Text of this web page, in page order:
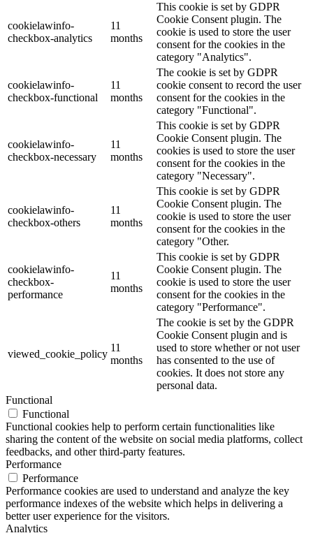
cookielawinfo-
checkbox-analytics
11
months
This cookie is set by GDPR
Cookie Consent plugin. The
cookie is used to store the user
consent for the cookies in the
category "Analytics".
cookielawinfo-
checkbox-functional
11
months
The cookie is set by GDPR
cookie consent to record the user
consent for the cookies in the
category "Functional".
cookielawinfo-
checkbox-necessary
11
months
This cookie is set by GDPR
Cookie Consent plugin. The
cookies is used to store the user
consent for the cookies in the
category "Necessary".
cookielawinfo-
checkbox-others
11
months
This cookie is set by GDPR
Cookie Consent plugin. The
cookie is used to store the user
consent for the cookies in the
category "Other.
cookielawinfo-
checkbox-
performance
11
months
This cookie is set by GDPR
Cookie Consent plugin. The
cookie is used to store the user
consent for the cookies in the
category "Performance".
viewed_cookie_policy
11
months
The cookie is set by the GDPR
Cookie Consent plugin and is
used to store whether or not user
has consented to the use of
cookies. It does not store any
personal data.
Functional
Functional
Functional cookies help to perform certain functionalities like
sharing the content of the website on social media platforms, collect
feedbacks, and other third-party features.
Performance
Performance
Performance cookies are used to understand and analyze the key
performance indexes of the website which helps in delivering a
better user experience for the visitors.
Analytics